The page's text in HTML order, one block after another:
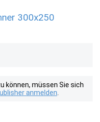
300x250
können, müssen Sie sich
anmelden